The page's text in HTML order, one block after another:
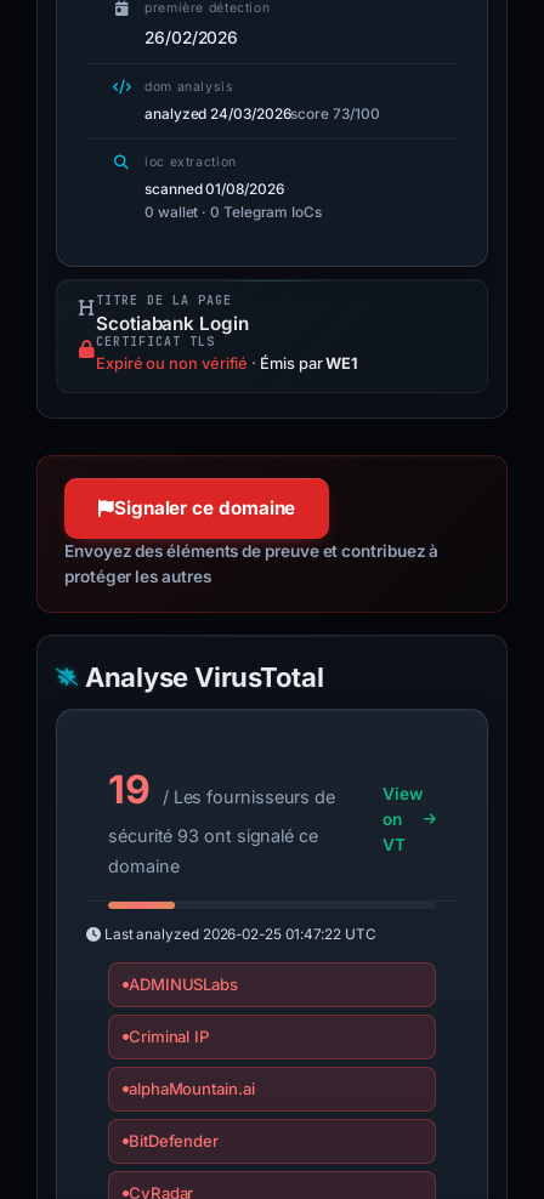
première détection
26/02/2026
dom analysis
analyzed 24/03/2026score 73/100
ioc extraction
scanned 01/08/2026
0 wallet · 0 Telegram IoCs
TITRE DE LA PAGE
Scotiabank Login
CERTIFICAT TLS
Expiré ou non vérifié · Émis parWE1
Signaler ce domaine
Envoyez des éléments de preuve et contribuez à
protéger les autres
Analyse VirusTotal
19
/ Les fournisseurs de
sécurité 93 ont signalé ce
domaine
View
on
VT
Last analyzed 2026-02-25 01:47:22 UTC
ADMINUSLabs
Criminal IP
alphaMountain.ai
BitDefender
CyRadar